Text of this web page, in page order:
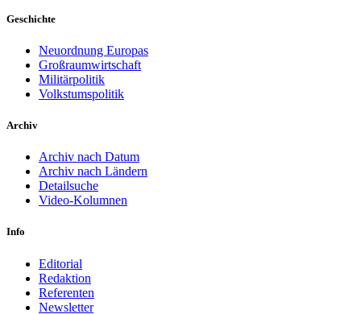
Geschichte
Neuordnung Europas
Großraumwirtschaft
Militärpolitik
Volkstumspolitik
Archiv
Archiv nach Datum
Archiv nach Ländern
Detailsuche
Video-Kolumnen
Info
Editorial
Redaktion
Referenten
Newsletter